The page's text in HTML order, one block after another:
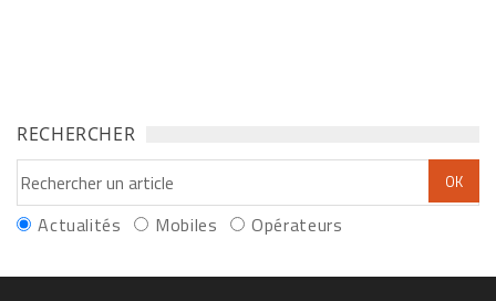
RECHERCHER
Actualités Mobiles Opérateurs